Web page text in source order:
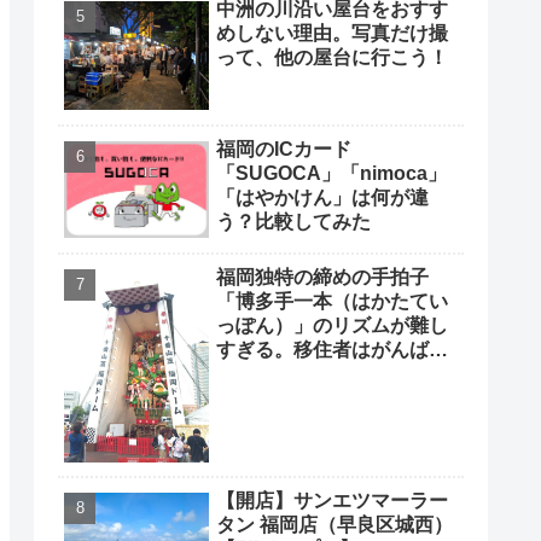
中洲の川沿い屋台をおすす
めしない理由。写真だけ撮
って、他の屋台に行こう！
福岡のICカード
「SUGOCA」「nimoca」
「はやかけん」は何が違
う？比較してみた
福岡独特の締めの手拍子
「博多手一本（はかたてい
っぽん）」のリズムが難し
すぎる。移住者はがんばっ
【開店】サンエツマーラー
タン 福岡店（早良区城西）